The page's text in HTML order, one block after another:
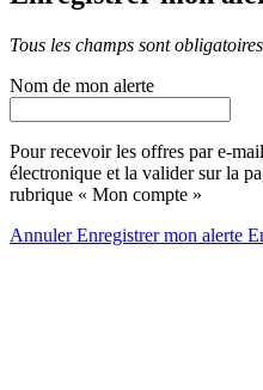
Tous les champs sont obligatoires
Nom de mon alerte
Pour recevoir les offres par e-
électronique et la valider sur la
rubrique « Mon compte »
AnnulerEnregistrer mon alerte